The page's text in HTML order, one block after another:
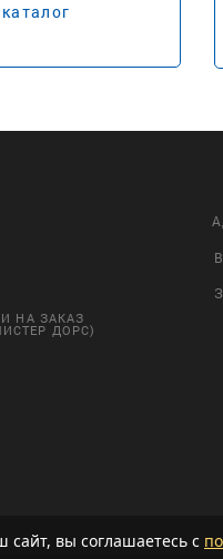
НА ЗАКАЗ
ДОРС)
вы соглашаетесь с